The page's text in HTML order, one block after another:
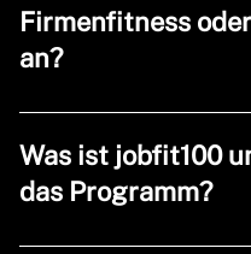
Firmenfitness
an?
Ja. MOVE and SHINE
Angebote für
Bewegung und
nachhaltig unterstützen
Was ist jobfit100
das Programm?
jobfit100 ist das